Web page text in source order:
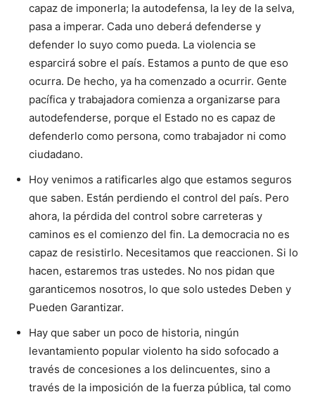
capaz de imponerla; la autodefensa, la ley de la selva,
pasa a imperar. Cada uno deberá defenderse y
defender lo suyo como pueda. La violencia se
esparcirá sobre el país. Estamos a punto de que eso
ocurra. De hecho, ya ha comenzado a ocurrir. Gente
pacífica y trabajadora comienza a organizarse para
autodefenderse, porque el Estado no es capaz de
defenderlo como persona, como trabajador ni como
ciudadano.
Hoy venimos a ratificarles algo que estamos seguros
que saben. Están perdiendo el control del país. Pero
ahora, la pérdida del control sobre carreteras y
caminos es el comienzo del fin. La democracia no es
capaz de resistirlo. Necesitamos que reaccionen. Si lo
hacen, estaremos tras ustedes. No nos pidan que
garanticemos nosotros, lo que solo ustedes Deben y
Pueden Garantizar.
Hay que saber un poco de historia, ningún
levantamiento popular violento ha sido sofocado a
través de concesiones a los delincuentes, sino a
través de la imposición de la fuerza pública, tal como